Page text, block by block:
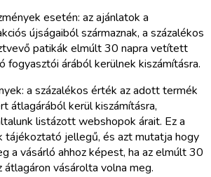
esetén: az ajánlatok a
újságaiból származnak, a százalékos
patikák elmúlt 30 napra vetített
fogyasztói árából kerülnek kiszámításra.
a százalékos érték az adott termék
átlagárából kerül kiszámításra,
listázott webshopok árait. Ez a
tájékoztató jellegű, és azt mutatja hogy
a vásárló ahhoz képest, ha az elmúlt 30
vásárolta volna meg.